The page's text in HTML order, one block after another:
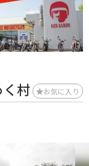
村 お気に入り